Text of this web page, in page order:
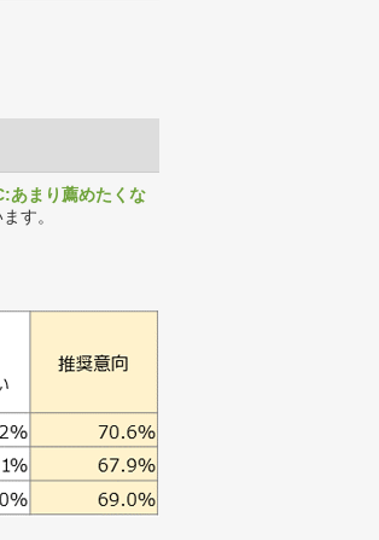
あまり薦めたくな
す。